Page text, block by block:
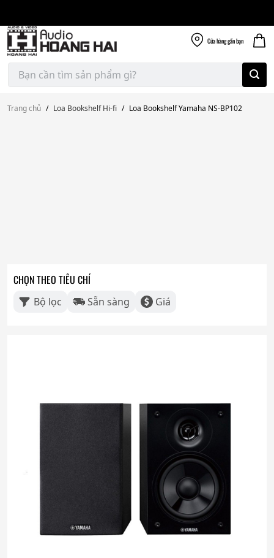
content
Cửa hànggần bạn
Tìm
kiếm:
Trang chủ / Loa Bookshelf Hi-fi / Loa Bookshelf Yamaha NS-BP102
CHỌN THEO TIÊU CHÍ
Bộ lọc Sẵn sàng Giá